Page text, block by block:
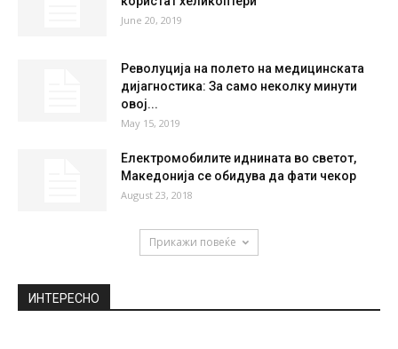
June 20, 2019
Револуција на полето на медицинската
дијагностика: За само неколку минути
овој...
May 15, 2019
Електромобилите иднината во светот,
Македонија се обидува да фати чекор
August 23, 2018
Прикажи повеќе
ИНТЕРЕСНО